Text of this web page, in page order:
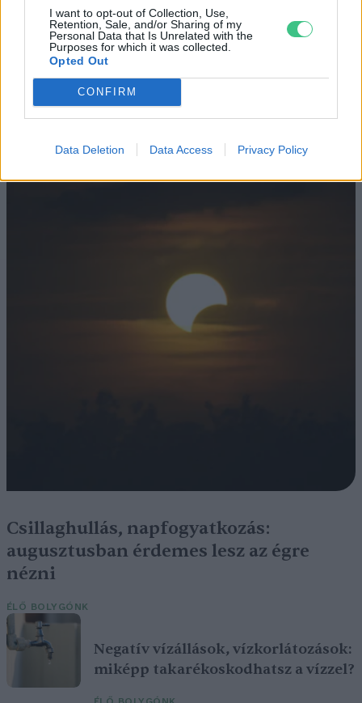
I want to opt-out of Collection, Use,
Retention, Sale, and/or Sharing of my
Personal Data that Is Unrelated with the
Purposes for which it was collected.
Opted Out
CONFIRM
Data Deletion Data Access Privacy Policy
AGRÁRIUM
Miért viseli meg az embert a hőség és
mit tehetünk ellene?
Csillaghullás, napfogyatkozás:
augusztusban érdemes lesz az égre
nézni
ÉLŐ BOLYGÓNK
Negatív vízállások, vízkorlátozások:
miképp takarékoskodhatsz a vízzel?